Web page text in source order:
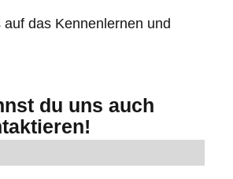
das Kennenlernen und
du uns auch